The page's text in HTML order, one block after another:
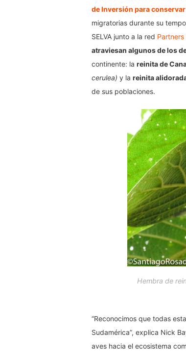
de Inversión para
migratorias durante su
SELVA junto a la red
atraviesan algunos de los
continente: la reinita de
cerulea) y la reinita
de sus poblaciones.
Hembra de
“Reconocimos que todas
Sudamérica”, explica Nick
aves hacia el ecosistema